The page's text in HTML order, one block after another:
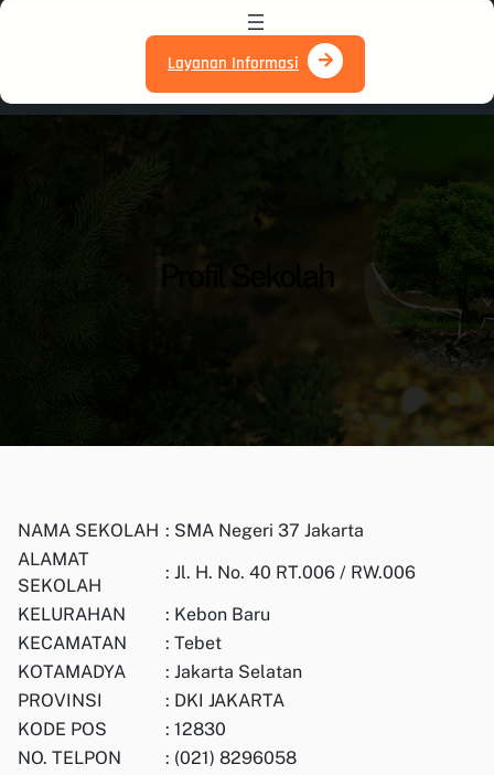
Layanan Informasi
Profil Sekolah
NAMA SEKOLAH : SMA Negeri 37 Jakarta
ALAMAT
SEKOLAH
: Jl. H. No. 40 RT.006 / RW.006
KELURAHAN
: Kebon Baru
KECAMATAN
: Tebet
KOTAMADYA
: Jakarta Selatan
PROVINSI
: DKI JAKARTA
KODE POS
: 12830
NO. TELPON
: (021) 8296058